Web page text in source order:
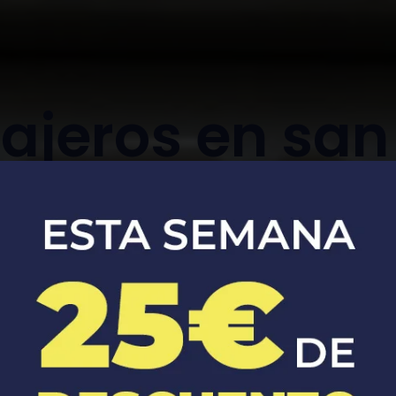
en
del valle
Apertura, reparación y sustitución de
cerraduras de coches y casas.​